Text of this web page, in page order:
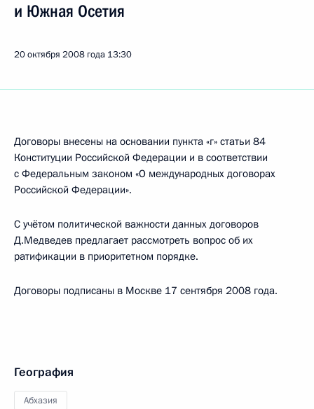
и Южная Осетия
20 октября 2008 года 13:30
Договоры внесены на основании пункта «г» статьи 84
Конституции Российской Федерации и в соответствии
с Федеральным законом «О международных договорах
Российской Федерации».
С учётом политической важности данных договоров
Д.Медведев предлагает рассмотреть вопрос об их
ратификации в приоритетном порядке.
Договоры подписаны в Москве 17 сентября 2008 года.
География
Абхазия